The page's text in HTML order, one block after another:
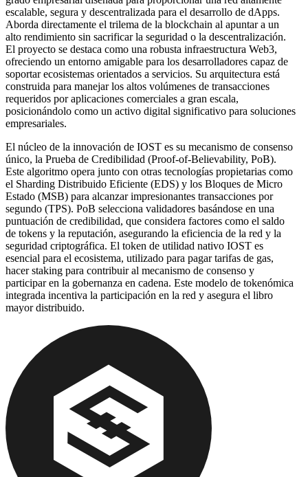
escalable, segura y descentralizada para el desarrollo de dApps.
Aborda directamente el trilema de la blockchain al apuntar a un
alto rendimiento sin sacrificar la seguridad o la descentralización.
El proyecto se destaca como una robusta infraestructura Web3,
ofreciendo un entorno amigable para los desarrolladores capaz de
soportar ecosistemas orientados a servicios. Su arquitectura está
construida para manejar los altos volúmenes de transacciones
requeridos por aplicaciones comerciales a gran escala,
posicionándolo como un activo digital significativo para soluciones
empresariales.
El núcleo de la innovación de IOST es su mecanismo de consenso
único, la Prueba de Credibilidad (Proof-of-Believability, PoB).
Este algoritmo opera junto con otras tecnologías propietarias como
el Sharding Distribuido Eficiente (EDS) y los Bloques de Micro
Estado (MSB) para alcanzar impresionantes transacciones por
segundo (TPS). PoB selecciona validadores basándose en una
puntuación de credibilidad, que considera factores como el saldo
de tokens y la reputación, asegurando la eficiencia de la red y la
seguridad criptográfica. El token de utilidad nativo IOST es
esencial para el ecosistema, utilizado para pagar tarifas de gas,
hacer staking para contribuir al mecanismo de consenso y
participar en la gobernanza en cadena. Este modelo de tokenómica
integrada incentiva la participación en la red y asegura el libro
mayor distribuido.